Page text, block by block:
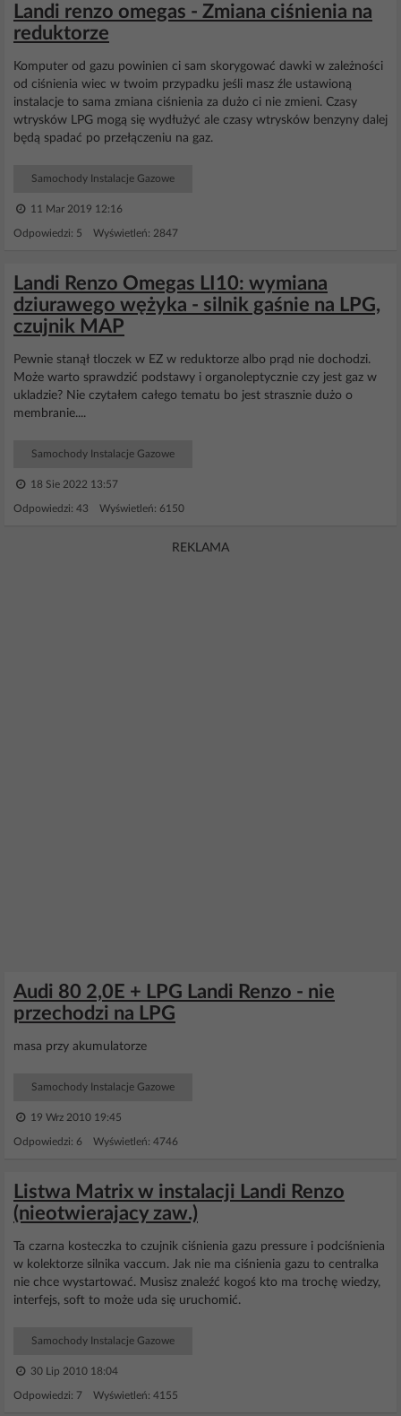
Landi renzo omegas - Zmiana ciśnienia na
reduktorze
Komputer od gazu powinien ci sam skorygować dawki w zależności
od ciśnienia wiec w twoim przypadku jeśli masz źle ustawioną
instalacje to sama zmiana ciśnienia za dużo ci nie zmieni. Czasy
wtrysków LPG mogą się wydłużyć ale czasy wtrysków benzyny dalej
będą spadać po przełączeniu na gaz.
Samochody Instalacje Gazowe
11 Mar 2019 12:16
Odpowiedzi: 5 Wyświetleń: 2847
Landi Renzo Omegas LI10: wymiana
dziurawego wężyka - silnik gaśnie na LPG,
czujnik MAP
Pewnie stanął tloczek w EZ w reduktorze albo prąd nie dochodzi.
Może warto sprawdzić podstawy i organoleptycznie czy jest gaz w
ukladzie? Nie czytałem całego tematu bo jest strasznie dużo o
membranie....
Samochody Instalacje Gazowe
18 Sie 2022 13:57
Odpowiedzi: 43 Wyświetleń: 6150
REKLAMA
Audi 80 2,0E + LPG Landi Renzo - nie
przechodzi na LPG
masa przy akumulatorze
Samochody Instalacje Gazowe
19 Wrz 2010 19:45
Odpowiedzi: 6 Wyświetleń: 4746
Listwa Matrix w instalacji Landi Renzo
(nieotwierajacy zaw.)
Ta czarna kosteczka to czujnik ciśnienia gazu pressure i podciśnienia
w kolektorze silnika vaccum. Jak nie ma ciśnienia gazu to centralka
nie chce wystartować. Musisz znaleźć kogoś kto ma trochę wiedzy,
interfejs, soft to może uda się uruchomić.
Samochody Instalacje Gazowe
30 Lip 2010 18:04
Odpowiedzi: 7 Wyświetleń: 4155